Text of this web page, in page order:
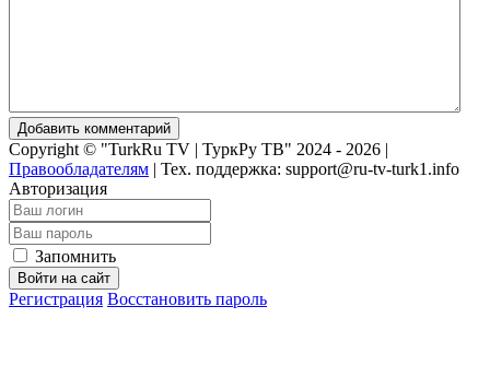
Добавить комментарий
Copyright © "TurkRu TV | ТуркРу ТВ" 2024 - 2026 |
Правообладателям | Тех. поддержка: support@ru-tv-turk1.info
Авторизация
Запомнить
Войти на сайт
Регистрация Восстановить пароль